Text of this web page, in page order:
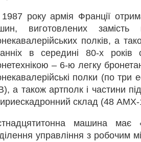
року армія Франції
виготовлених
полків, а
в середині 80-х років
– 6-ю легку
полки (по
а також артполк і частини
склад (48
машина має
управління з робочим